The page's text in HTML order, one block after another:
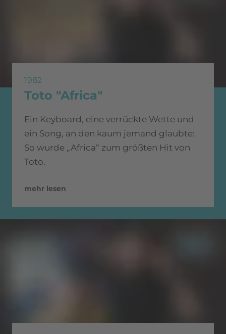
1982
Toto "Africa"
Ein Keyboard, eine verrückte Wette und
ein Song, an den kaum jemand glaubte:
So wurde „Africa“ zum größten Hit von
Toto.
mehr lesen